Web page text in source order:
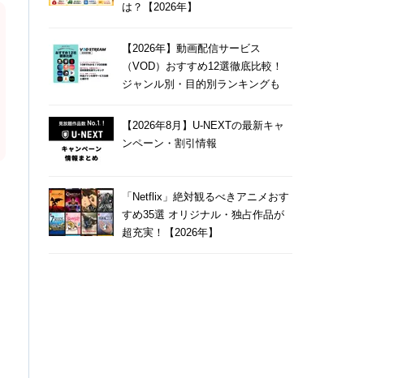
は？【2026年】
【2026年】動画配信サービス
（VOD）おすすめ12選徹底比較！
ジャンル別・目的別ランキングも
【2026年8月】U-NEXTの最新キャ
ンペーン・割引情報
「Netflix」絶対観るべきアニメおす
すめ35選 オリジナル・独占作品が
超充実！【2026年】